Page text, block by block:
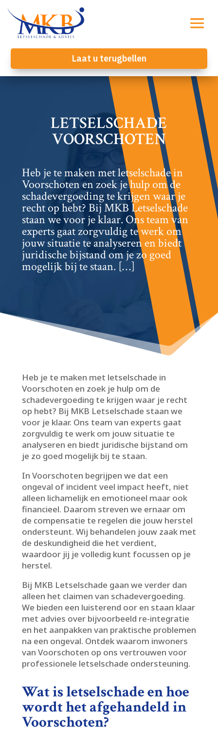
Laat u terugbellen
LETSELSCHADE
VOORSCHOTEN
Heb je te maken met letselschade in
Voorschoten en zoek je hulp om de
schadevergoeding te krijgen waar je
recht op hebt? Bij MKB Letselschade
staan we voor je klaar.​ Ons team van
experts gaat zorgvuldig te werk om
jouw situatie te analyseren en biedt
juridische bijstand om je zo goed
mogelijk bij te staan.​ […]
Heb je te maken met letselschade in
Voorschoten en zoek je hulp om de
schadevergoeding te krijgen waar je recht
op hebt? Bij MKB Letselschade staan we
voor je klaar.​ Ons team van experts gaat
zorgvuldig te werk om jouw situatie te
analyseren en biedt juridische bijstand om
je zo goed mogelijk bij te staan.​
In Voorschoten begrijpen we dat een
ongeval of incident veel impact heeft, niet
alleen lichamelijk en emotioneel maar ook
financieel.​ Daarom streven we ernaar om
de compensatie te regelen die jouw herstel
ondersteunt.​ Wij behandelen jouw zaak met
de deskundigheid die het verdient,
waardoor jij je volledig kunt focussen op je
herstel.​
Bij MKB Letselschade gaan we verder dan
alleen het claimen van schadevergoeding.​
We bieden een luisterend oor en staan klaar
met advies over bijvoorbeeld re-integratie
en het aanpakken van praktische problemen
na een ongeval.​ Ontdek waarom inwoners
van Voorschoten op ons vertrouwen voor
professionele letselschade ondersteuning.​
Wat is letselschade en hoe
wordt het afgehandeld in
Voorschoten?